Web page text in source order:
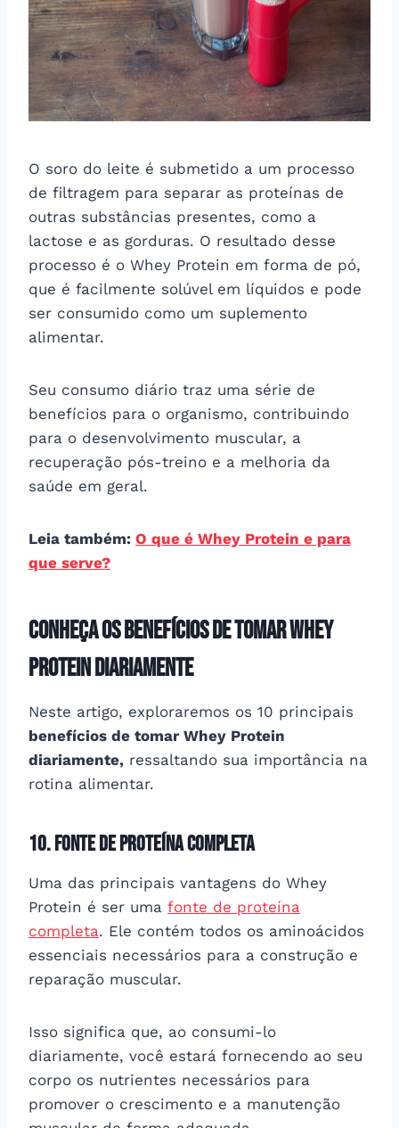
O soro do leite é submetido a um processo
de filtragem para separar as proteínas de
outras substâncias presentes, como a
lactose e as gorduras. O resultado desse
processo é o Whey Protein em forma de pó,
que é facilmente solúvel em líquidos e pode
ser consumido como um suplemento
alimentar.
Seu consumo diário traz uma série de
benefícios para o organismo, contribuindo
para o desenvolvimento muscular, a
recuperação pós-treino e a melhoria da
saúde em geral.
Leia também: O que é Whey Protein e para
que serve?
Conheça os benefícios de tomar Whey
Protein diariamente
Neste artigo, exploraremos os 10 principais
benefícios de tomar Whey Protein
diariamente, ressaltando sua importância na
rotina alimentar.
10. Fonte de proteína completa
Uma das principais vantagens do Whey
Protein é ser uma fonte de proteína
completa. Ele contém todos os aminoácidos
essenciais necessários para a construção e
reparação muscular.
Isso significa que, ao consumi-lo
diariamente, você estará fornecendo ao seu
corpo os nutrientes necessários para
promover o crescimento e a manutenção